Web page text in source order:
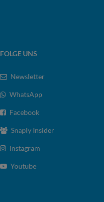
FOLGE UNS
Newsletter
WhatsApp
Facebook
Snaply Insider
Instagram
Youtube